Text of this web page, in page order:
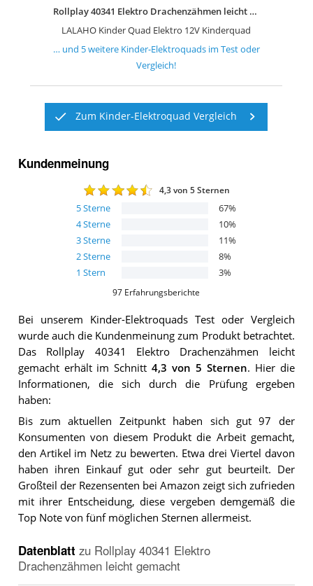
Rollplay 40341 Elektro Drachenzähmen leicht gemacht
LALAHO Kinder Quad Elektro 12V Kinderquad
… und 5weitere Kinder-Elektroquadsim Test oder
Vergleich!
Zum Kinder-Elektroquad Vergleich
Kundenmeinung
4,3von 5 Sternen
5Sterne 67%
4Sterne 10%
3Sterne 11%
2Sterne 8%
1 Stern 3%
97 Erfahrungsberichte
Bei unserem Kinder-ElektroquadsTest oder Vergleich
wurde auch die Kundenmeinung zum Produkt betrachtet.
Das
Rollplay 40341 Elektro Drachenzähmen leicht
gemachterhält im Schnitt4,3 von 5 Sternen. Hier die
Informationen, die sich durch die Prüfung ergeben
haben:
Bis zum aktuellen Zeitpunkt haben sich gut 97 der
Konsumenten von diesem Produkt die Arbeit gemacht,
den Artikel im Netz zu bewerten. Etwa drei Viertel davon
haben ihren Einkauf gut oder sehr gut beurteilt. Der
Großteil der Rezensenten bei Amazon zeigt sich zufrieden
mit ihrer Entscheidung, diese vergeben demgemäß die
Top Note von fünf möglichen Sternen allermeist.
Datenblatt zu Rollplay 40341 Elektro
Drachenzähmen leicht gemacht